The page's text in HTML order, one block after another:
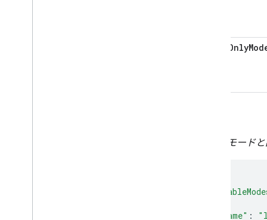
複数のモード
"name" :